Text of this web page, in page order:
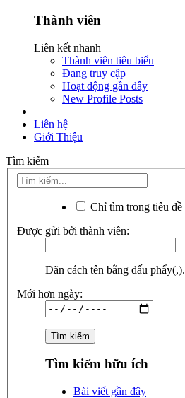
Thành viên
Liên kết nhanh
Thành viên tiêu biểu
Đang truy cập
Hoạt động gần đây
New Profile Posts
Liên hệ
Giới Thiệu
Tìm kiếm
Chỉ tìm trong tiêu đề
Được gửi bởi thành viên:
Dãn cách tên bằng dấu phẩy(,).
Mới hơn ngày:
Tìm kiếm hữu ích
Bài viết gần đây